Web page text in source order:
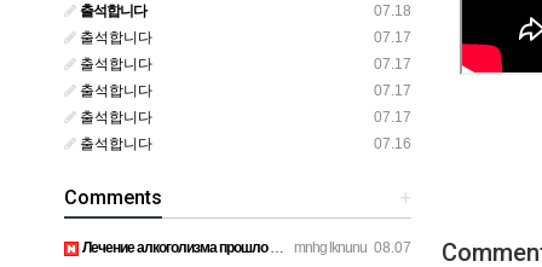
07.18
출석합니다
07.17
출석합니다
07.17
출석합니다
07.17
출석합니다
07.17
출석합니다
07.16
출석합니다
+
Comments
mnhg lknunu 08.07
Лечение алкоголизма прошло успешно, физической тяги больше н…